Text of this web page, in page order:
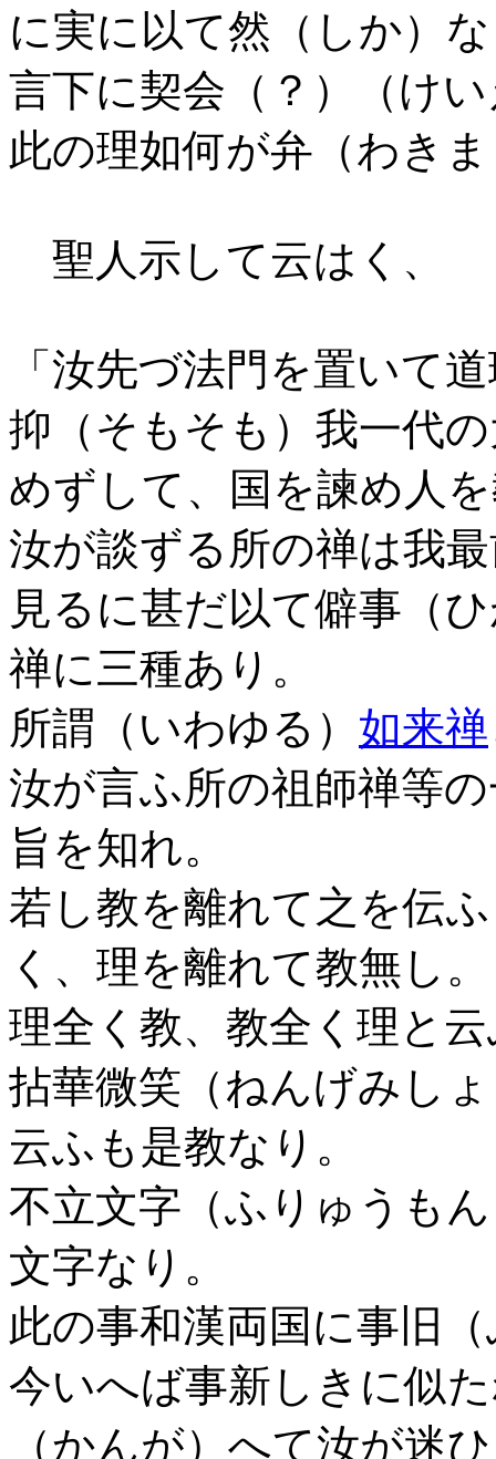
に実に以て然（しか）
言下に契会（？）（け
此の理如何が弁（わき
聖人示して云はく、
「汝先づ法門を置いて
抑（そもそも）我一代
めずして、国を諫め人
汝が談ずる所の禅は我
見るに甚だ以て僻事（
禅に三種あり。
所謂（いわゆる） 如来禅
汝が言ふ所の祖師禅等
旨を知れ。
若し教を離れて之を伝
く、理を離れて教無し。
理全く教、教全く理と
拈華微笑（ねんげみし
云ふも是教なり。
不立文字（ふりゅうも
文字なり。
此の事和漢両国に事旧
今いへば事新しきに似
（かんが）へて汝が迷